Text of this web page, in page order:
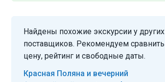
Найдены похожие экскурсии у других
поставщиков. Рекомендуем сравнить
цену, рейтинг и свободные даты.
Красная Поляна и вечерний